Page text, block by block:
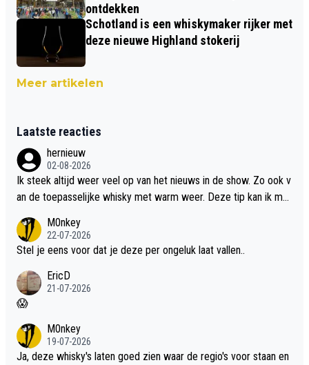
ontdekken
Schotland is een whiskymaker rijker met
deze nieuwe Highland stokerij
Meer artikelen
Laatste reacties
hernieuw
02-08-2026
Ik steek altijd weer veel op van het nieuws in de show. Zo ook v
an de toepasselijke whisky met warm weer. Deze tip kan ik met
M0nkey
22-07-2026
Stel je eens voor dat je deze per ongeluk laat vallen..
EricD
21-07-2026
😱
M0nkey
19-07-2026
Ja, deze whisky's laten goed zien waar de regio's voor staan en